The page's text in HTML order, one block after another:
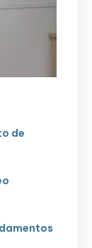
de